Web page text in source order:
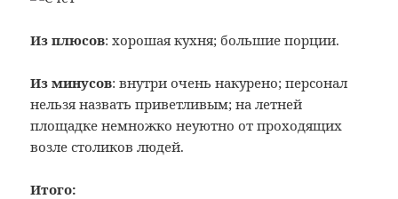
Из плюсов: хорошая кухня; большие порции.
Из минусов: внутри очень накурено; персонал
нельзя назвать приветливым; на летней
площадке немножко неуютно от проходящих
возле столиков людей.
Итого: